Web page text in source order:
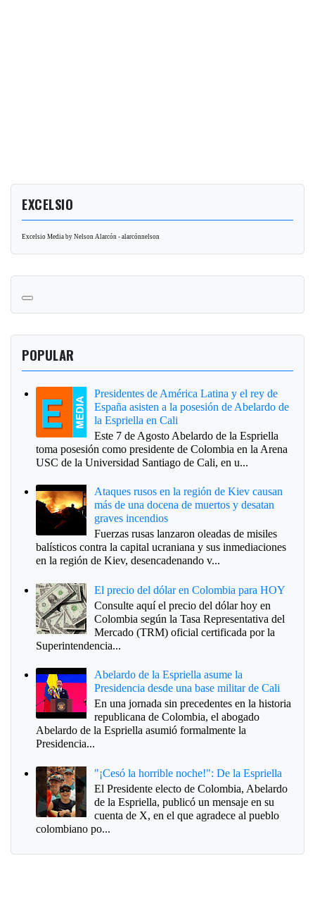
EXCELSIO
Excelsio Media by Nelson Alarcón - alarcónnelson
POPULAR
Presidentes de América Latina y el rey de
España asisten a la posesión de Abelardo de
la Espriella en Cali
Este 7 de Agosto Abelardo de la Espriella
toma posesión como presidente de Colombia en la Arena
USC de la Universidad Santiago de Cali, en u...
Ataques rusos en la región de Kiev causan
más de una docena de muertos y desatan
graves incendios
Fuerzas rusas lanzaron oleadas de misiles
balísticos contra la capital ucraniana y sus inmediaciones
en la región de Kiev, desencadenando v...
El precio del dólar en Colombia para HOY
Consulte aquí el precio del dólar hoy en
Colombia según la Tasa Representativa del
Mercado (TRM) oficial certificada por la
Superintendencia...
Abelardo de la Espriella asume la
Presidencia desde una base militar de Cali
En una jornada sin precedentes en la historia
republicana de Colombia, el abogado
Abelardo de la Espriella asumió formalmente la
Presidencia...
"¡Cesó la horrible noche!": De la Espriella
El Presidente electo de Colombia, Abelardo
de la Espriella, publicó un mensaje en su
cuenta de X, en el que agradece al pueblo
colombiano po...